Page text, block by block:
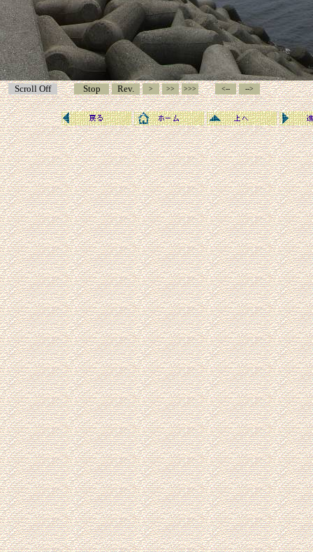
Scroll Off Stop Rev. > >> >>> <-- -->